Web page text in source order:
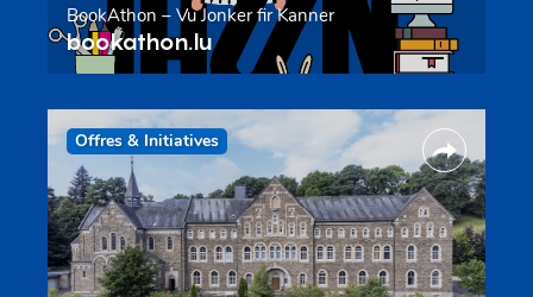
BookAthon – Vu Jonker fir Kanner
bookathon.lu
Offres & Initiatives